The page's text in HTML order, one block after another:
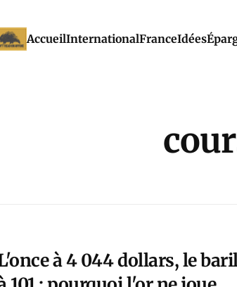
AccueilInternationalFranceIdées
à 4 044 dollars, le